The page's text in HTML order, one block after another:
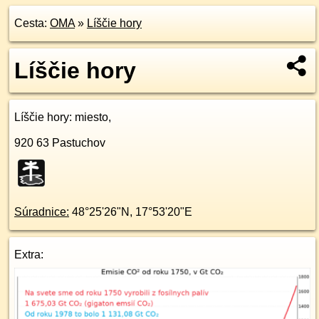
Cesta: OMA» Líščie hory
Líščie hory
Líščie hory: miesto,
920 63 Pastuchov
Súradnice: 48°25'26"N , 17°53'20"E
Extra: